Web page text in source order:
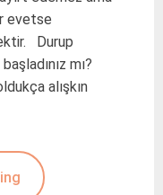
evetse
Durup
mı?
alışkın